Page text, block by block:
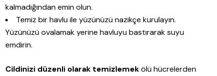
kalmadığından emin olun.
Temiz bir havlu ile yüzünüzü nazikçe kurulayın.
Yüzünüzü ovalamak yerine havluyu bastırarak suyu
emdirin.
Cildinizi düzenli olarak temizlemekölü hücrelerden